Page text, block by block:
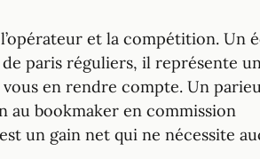
et la compétition. Un
paris réguliers, il représente
vous en rendre compte. Un
au bookmaker en commission
un gain net qui ne nécessite